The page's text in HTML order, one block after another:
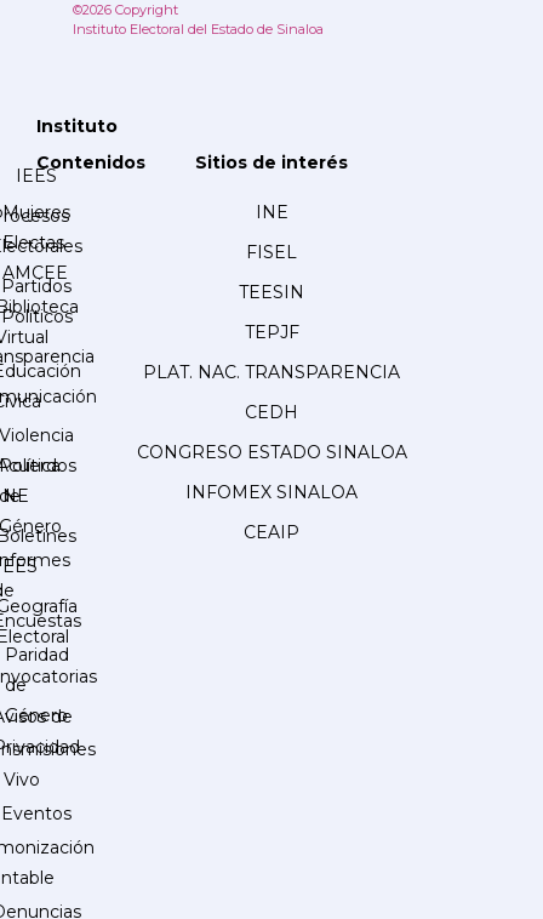
©2026 Copyright
Instituto Electoral del Estado de Sinaloa
Instituto
IEES
Partidos
Políticos
de
Contenidos
Mujeres
Electas
AMCEE
Violencia
Política
de
Género
Paridad
de
Género
Eventos
Sitios de interés
INE
FISEL
TEESIN
TEPJF
PLAT. NAC. TRANSPARENCIA
CEDH
CONGRESO ESTADO SINALOA
INFOMEX SINALOA
CEAIP